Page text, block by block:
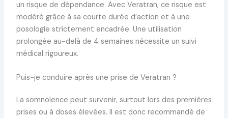
un risque de dépendance. Avec Veratran, ce risque est
modéré grâce à sa courte durée d’action et à une
posologie strictement encadrée. Une utilisation
prolongée au-delà de 4 semaines nécessite un suivi
médical rigoureux.
Puis-je conduire après une prise de Veratran ?
La somnolence peut survenir, surtout lors des premières
prises ou à doses élevées. Il est donc recommandé de